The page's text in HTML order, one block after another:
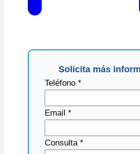
Solicita más
Teléfono *
Email *
Consulta *